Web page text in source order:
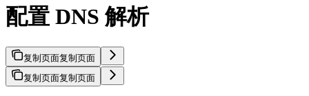
配置 DNS 解析
复制页面复制页面
复制页面复制页面